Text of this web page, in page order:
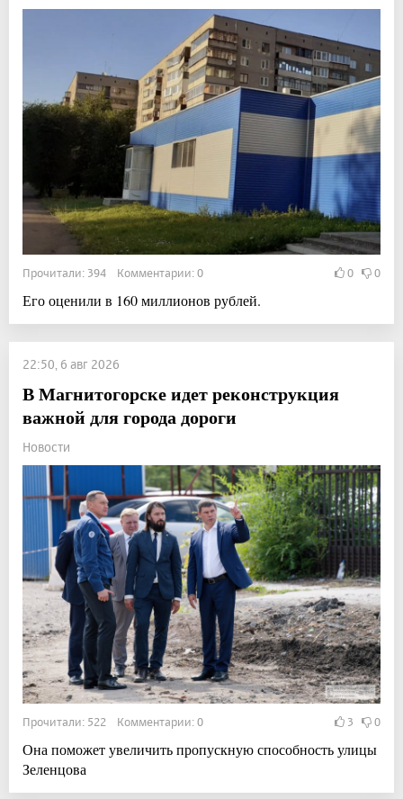
Прочитали: 394 Комментарии: 0 0 0
Его оценили в 160 миллионов рублей.
22:50, 6 авг 2026
В Магнитогорске идет реконструкция
важной для города дороги
Новости
Прочитали: 522 Комментарии: 0 3 0
Она поможет увеличить пропускную способность улицы
Зеленцова